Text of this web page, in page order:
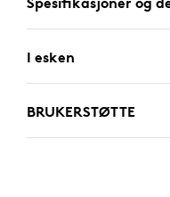
I esken
BRUKERSTØTTE